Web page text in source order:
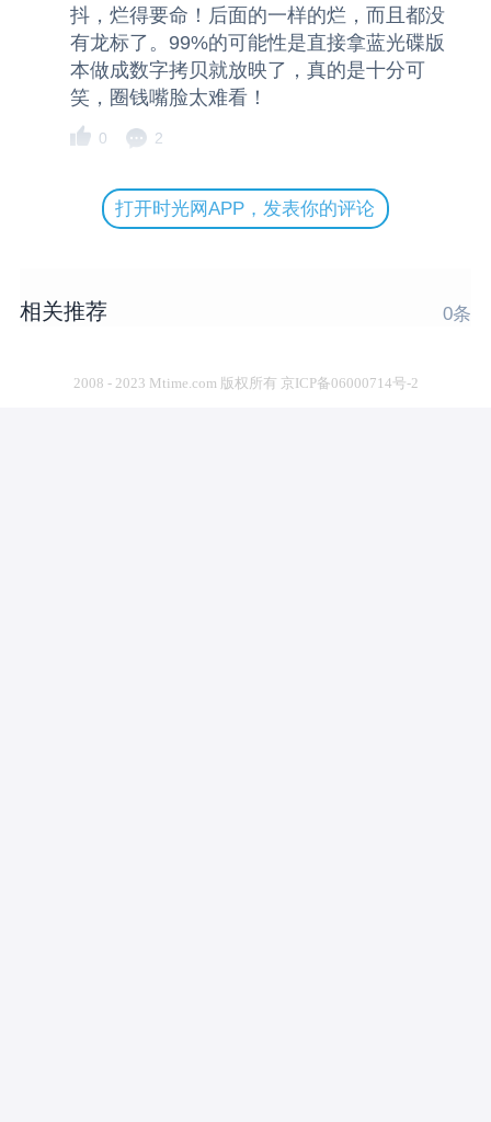
抖，烂得要命！后面的一样的烂，而且都没
有龙标了。99%的可能性是直接拿蓝光碟版
本做成数字拷贝就放映了，真的是十分可
笑，圈钱嘴脸太难看！
0 2
打开时光网APP，发表你的评论
相关推荐 0条
2008 - 2023 Mtime.com 版权所有 京ICP备06000714号-2